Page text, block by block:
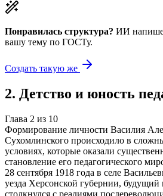
Понравилась структура? ИИ
вашу тему по ГОСТу.
Создать такую же
2. Детство и юность
Глава 2 из 10
Формирование личности Василия
Сухомлинского происходило в
условиях, которые оказали
становление его педагогического
28 сентября 1918 года в селе
уезда Херсонской губернии, будущий
столкнулся с реалиями